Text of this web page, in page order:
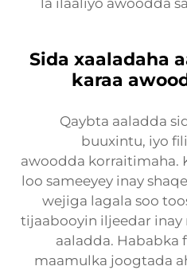
la ilaaliyo awoodda
Sida xaaladaha
karaa
Qaybta aaladda
buuxintu, iyo
awoodda korraitimaha.
loo sameeyey inay
wejiga lagala soo
tijaabooyin iljeedar inay
aaladda. Hababka
maamulka joogtada